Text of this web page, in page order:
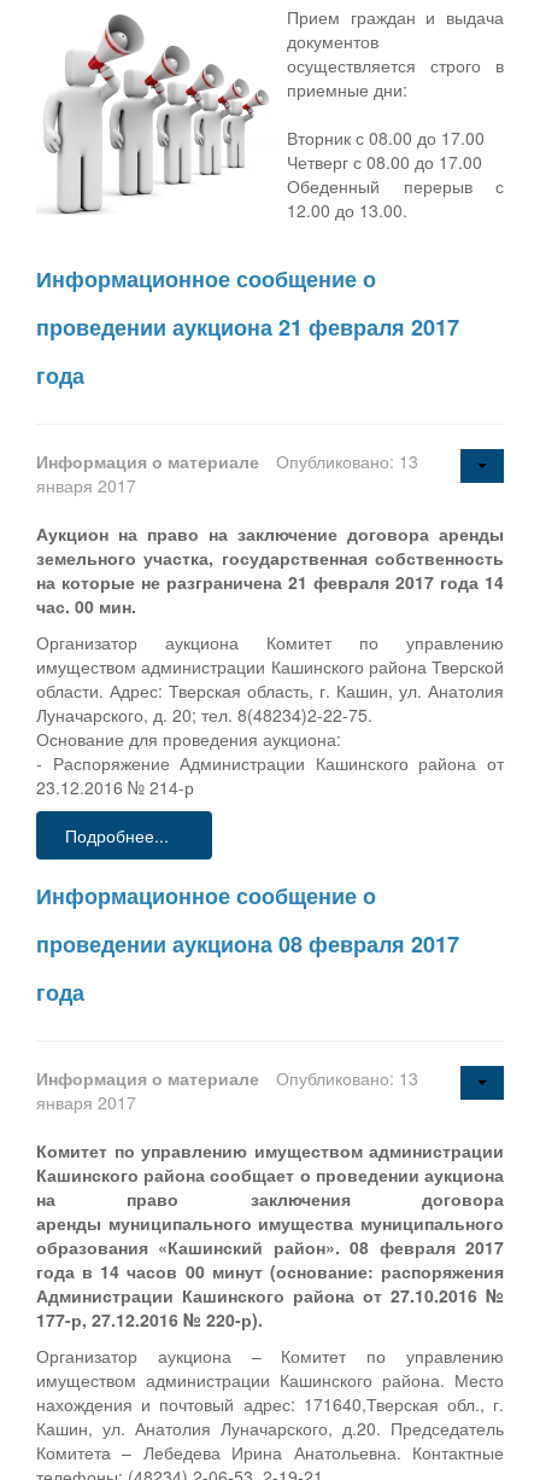
Прием граждан и выдача
документов
осуществляется строго в
приемные дни:
Вторник с 08.00 до 17.00
Четверг с 08.00 до 17.00
Обеденный перерыв с
12.00 до 13.00.
Информационное сообщение о
проведении аукциона 21 февраля 2017
года
Информация о материале
Опубликовано: 13
января 2017
Аукцион на право на заключение договора аренды
земельного участка, государственная собственность
на которые не разграничена 21 февраля 2017 года 14
час. 00 мин.
Организатор аукциона Комитет по управлению
имуществом администрации Кашинского района Тверской
области. Адрес: Тверская область, г. Кашин, ул. Анатолия
Луначарского, д. 20; тел. 8(48234)2-22-75.
Основание для проведения аукциона:
- Распоряжение Администрации Кашинского района от
23.12.2016 № 214-р
Подробнее...
Информационное сообщение о
проведении аукциона 08 февраля 2017
года
Информация о материале
Опубликовано: 13
января 2017
Комитет по управлению имуществом администрации
Кашинского района сообщает о проведении аукциона
на право заключения договора
аренды муниципального имущества муниципального
образования «Кашинский район». 08 февраля 2017
года в 14 часов 00 минут (основание: распоряжения
Администрации Кашинского района от 27.10.2016 №
177-р, 27.12.2016 № 220-р).
Организатор аукциона – Комитет по управлению
имуществом администрации Кашинского района. Место
нахождения и почтовый адрес: 171640,Тверская обл., г.
Кашин, ул. Анатолия Луначарского, д.20. Председатель
Комитета – Лебедева Ирина Анатольевна. Контактные